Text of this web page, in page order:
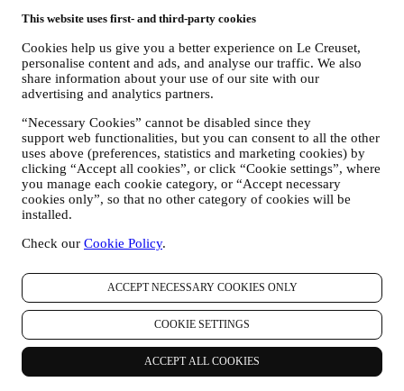
This website uses first- and third-party cookies
Cookies help us give you a better experience on Le Creuset,
personalise content and ads, and analyse our traffic. We also
share information about your use of our site with our
advertising and analytics partners.
“Necessary Cookies” cannot be disabled since they
support web functionalities, but you can consent to all the other
uses above (preferences, statistics and marketing cookies) by
clicking “Accept all cookies”, or click “Cookie settings”, where
you manage each cookie category, or “Accept necessary
cookies only”, so that no other category of cookies will be
installed.
Check our Cookie Policy.
ACCEPT NECESSARY COOKIES ONLY
COOKIE SETTINGS
ACCEPT ALL COOKIES
operacionais, como por exemplo, para lhe enviar a sua
confirmação de compra. Também usaremos os seus dados
pessoais para responder às suas solicitações enviadas através
dos formulários do site ou de outros canais. Podemos
processar os seus dados com base no nosso interesse legítimo
(devidamente equilibrado com os seus direitos e liberdades)
para lhe enviar e-mails de seguimento no caso de ter
adicionado itens no nosso carrinho online sem completar a
compra. No caso de não finalizar a compra dentro de um
determinado período de tempo, não lhe serão enviadas mais
comunicações de seguimento.
PARA O INFORMAR SOBRE NOVIDADES OU
OFERTAS SOBRE PRODUTOS LE CREUSET. Se
newsletter ao criar uma conta no nosso site), enviaremos
iniciativas relacionadas à Le Creuset promovidas pelas
subsidiárias da marca, afiliadas locais e parceiros, dependendo
também das suas preferências. Entraremos em contato por e-
mail, SMS ou redes social, mas também usando meios
automatizados. Essas comunicações estarão relacionadas com
os produtos Le Creuset ou novas aberturas de lojas, eventos
exclusivos, concursos, pesquisas, demonstrações organizadas